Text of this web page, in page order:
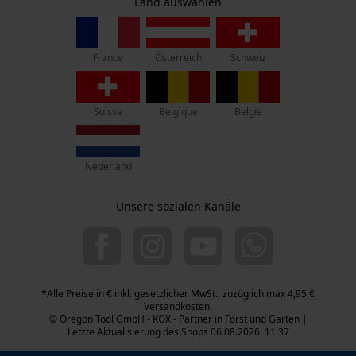
Lise-Meitner-Str. 4
Retouren-Adresse:
Beim Erlenwäldchen 14/2
71522 Backnang
Telefon Erreichbarkeit:
Mo.-Fr.: 07:00 - 18:00 Uhr
Sa.: 09:00 - 13:00 Uhr
France Österreich Schweiz
Suisse Belgique België
Nederland
Unsere sozialen Kanäle
*Alle Preise in € inkl. gesetzlicher MwSt., zuzüglich max 4,95 €
Versandkosten.
© Oregon Tool GmbH - KOX - Partner in Forst und Garten |
Letzte Aktualisierung des Shops 06.08.2026, 11:37
Statistik Cookies
Econda Analytics
Fact-Finder Tracking
Loop54 Personalization